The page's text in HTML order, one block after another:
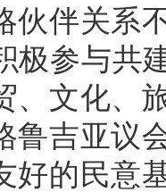
伙伴关系
极参与共
、文化、
鲁吉亚议
好的民意